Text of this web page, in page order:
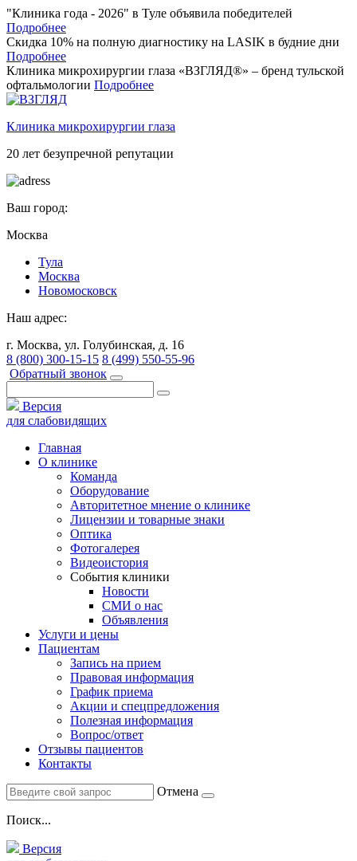
"Клиника года - 2026" в Туле объявила победителей
Подробнее
Скидка 10% на полную диагностику на LASIK в будние дни
Подробнее
Клиника микрохирургии глаза «ВЗГЛЯД®» – бренд тульской
офтальмологии Подробнее
Клиника микрохирургии глаза
20 лет безупречной репутации
Ваш город:
Москва
Тулa
Москва
Новомосковск
Наш адрес:
г. Москва, ул. Голубинская, д. 16
8 (800) 300-15-15 8 (499) 550-55-96
Обратный звонок
Версия
для слабовидящих
Главная
О клинике
Команда
Оборудование
Авторитетное мнение о клинике
Лицензии и товарные знаки
Оптика
Фотогалерея
Видеоистория
События клиники
Новости
СМИ о нас
Объявления
Услуги и цены
Пациентам
Запись на прием
Правовая информация
График приема
Акции и спецпредложения
Полезная информация
Вопрос/ответ
Отзывы пациентов
Контакты
Отмена
Поиск...
Версия